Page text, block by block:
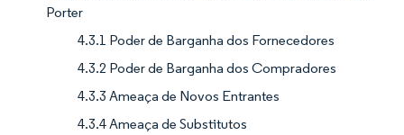
Porter
4.3.1 Poder de Barganha dos Fornecedores
4.3.2 Poder de Barganha dos Compradores
4.3.3 Ameaça de Novos Entrantes
4.3.4 Ameaça de Substitutos